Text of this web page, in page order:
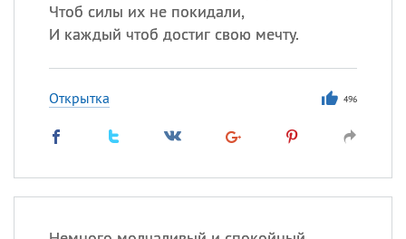
Чтоб силы их не покидали,
И каждый чтоб достиг свою мечту.
Открытка 496